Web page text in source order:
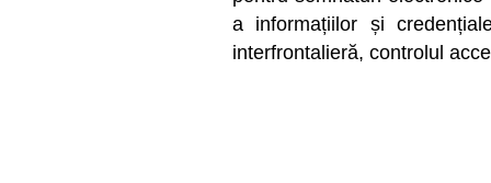
a informațiilor și
interfrontalieră, controlul